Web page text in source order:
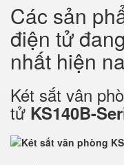
Các sản
điện tử
nhất hiện
Két sắt vân
tử KS140B-